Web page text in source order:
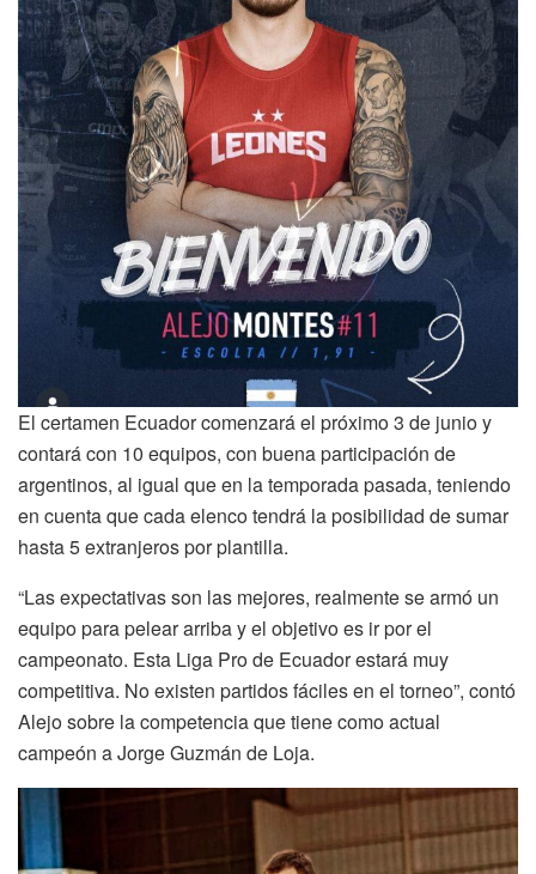
El certamen Ecuador comenzará el próximo 3 de junio y
contará con 10 equipos, con buena participación de
argentinos, al igual que en la temporada pasada, teniendo
en cuenta que cada elenco tendrá la posibilidad de sumar
hasta 5 extranjeros por plantilla.
“Las expectativas son las mejores, realmente se armó un
equipo para pelear arriba y el objetivo es ir por el
campeonato. Esta Liga Pro de Ecuador estará muy
competitiva. No existen partidos fáciles en el torneo”, contó
Alejo sobre la competencia que tiene como actual
campeón a Jorge Guzmán de Loja.